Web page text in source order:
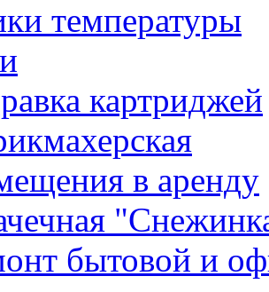
температуры
картриджей
в аренду
бытовой и